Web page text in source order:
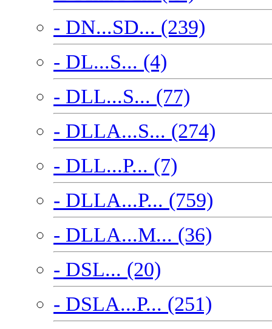
- DN...SD... (239)
- DL...S... (4)
- DLL...S... (77)
- DLLA...S... (274)
- DLL...P... (7)
- DLLA...P... (759)
- DLLA...M... (36)
- DSL... (20)
- DSLA...P... (251)